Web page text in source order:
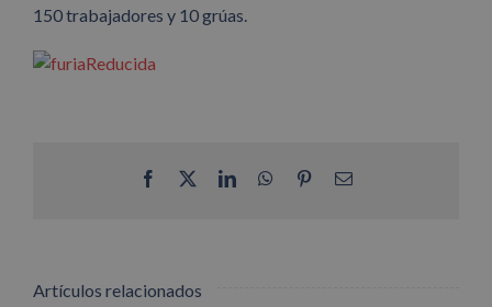
150 trabajadores y 10 grúas.
Facebook LinkedInWhatsApp
PinterestCorreo
Artículos relacionados